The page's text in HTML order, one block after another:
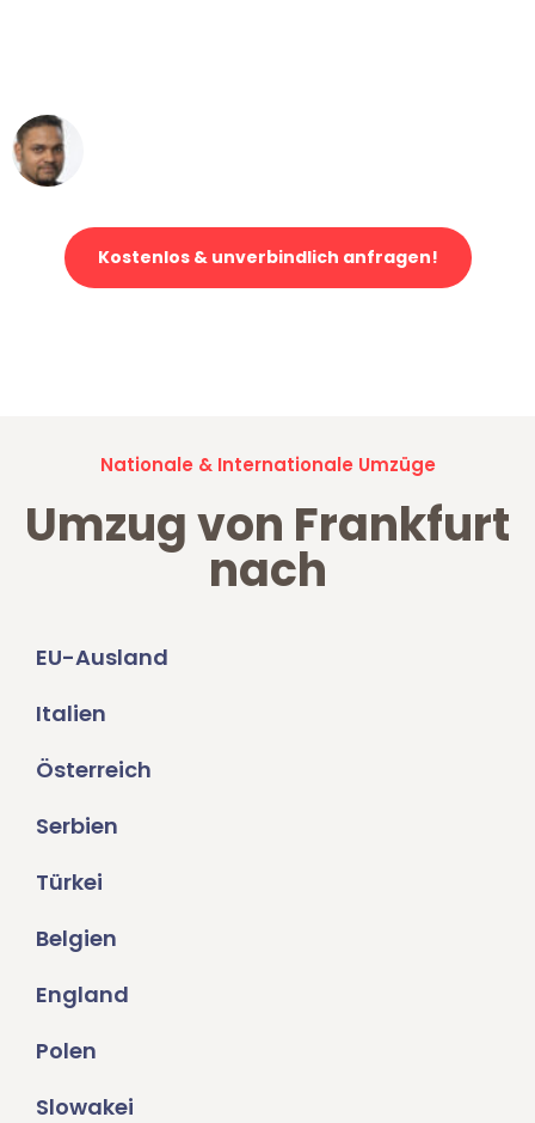
Kostenlos & unverbindlich anfragen!
Nationale & Internationale Umzüge
Umzug von Frankfurt
nach
EU-Ausland
Italien
Österreich
Serbien
Türkei
Belgien
England
Polen
Slowakei